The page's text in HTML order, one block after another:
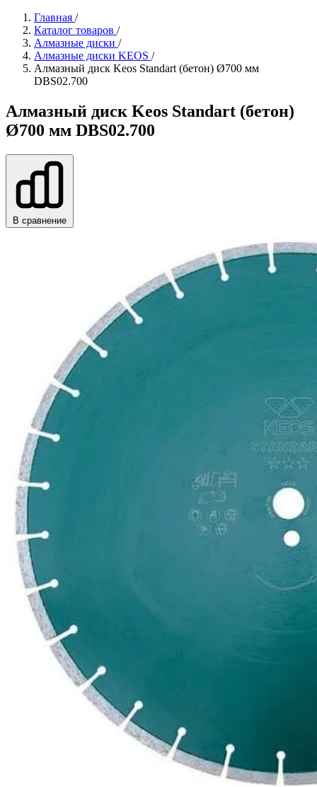
Главная /
Каталог товаров /
Алмазные диски /
Алмазные диски KEOS /
Алмазный диск Keos Standart (бетон) Ø700 мм
DBS02.700
Алмазный диск Keos Standart (бетон)
Ø700 мм DBS02.700
В сравнение